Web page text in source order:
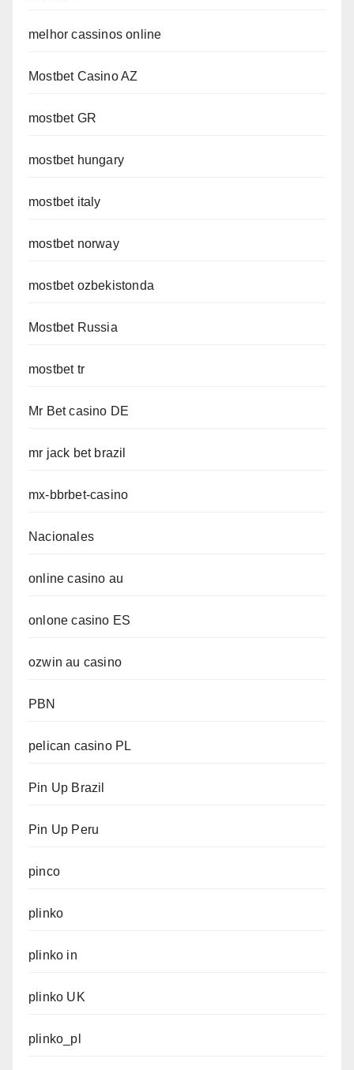
melhor cassinos online
Mostbet Casino AZ
mostbet GR
mostbet hungary
mostbet italy
mostbet norway
mostbet ozbekistonda
Mostbet Russia
mostbet tr
Mr Bet casino DE
mr jack bet brazil
mx-bbrbet-casino
Nacionales
online casino au
onlone casino ES
ozwin au casino
PBN
pelican casino PL
Pin Up Brazil
Pin Up Peru
pinco
plinko
plinko in
plinko UK
plinko_pl